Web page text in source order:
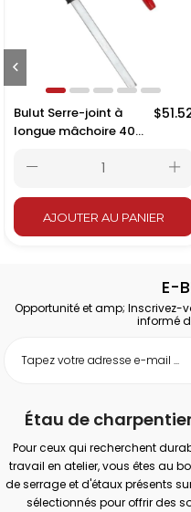
Bulut Serre-joint à
longue mâchoire 400
AJOUTER AU PANIER
E-
Opportunité et amp; Inscrivez-
informé
Étau de
Pour ceux qui recherchent
travail en atelier, vous êtes au
de serrage et d'étaux présents
sélectionnés pour offrir des